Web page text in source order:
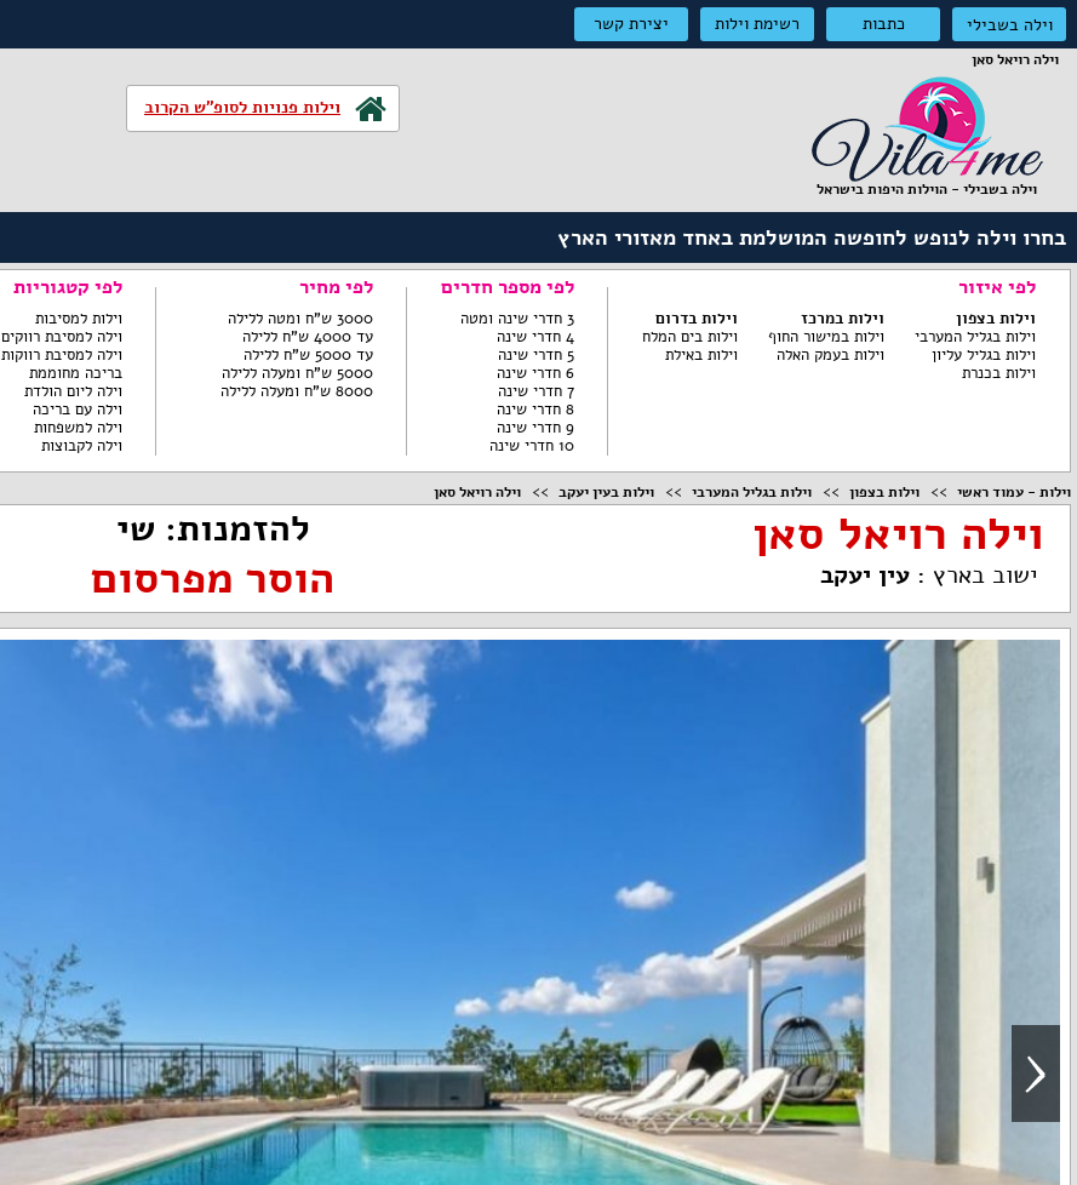
וילה בשבילי כתבות רשימת וילות יצירת קשר
וילה רויאל סאן
וילות פנויות לסופ"ש הקרוב
וילה בשבילי - הוילות היפות בישראל
בחרו וילה לנופש לחופשה המושלמת באחד מאזורי הארץ
לפי איזור
וילות בצפון
וילות בגליל המערבי
וילות בגליל עליון
וילות בכנרת
וילות במרכז
וילות במישור החוף
וילות בעמק האלה
וילות בדרום
וילות בים המלח
וילות באילת
לפי מספר חדרים
3 חדרי שינה ומטה
4 חדרי שינה
5 חדרי שינה
6 חדרי שינה
7 חדרי שינה
8 חדרי שינה
9 חדרי שינה
10 חדרי שינה
לפי מחיר
3000 ש"ח ומטה ללילה
עד 4000 ש"ח ללילה
עד 5000 ש"ח ללילה
5000 ש"ח ומעלה ללילה
8000 ש"ח ומעלה ללילה
לפי קטגוריות
וילות למסיבות
וילה למסיבת רווקים
וילה למסיבת רווקות
בריכה מחוממת
וילה ליום הולדת
וילה עם בריכה
וילה למשפחות
וילה לקבוצות
וילות - עמוד ראשי וילות בצפון וילות בגליל המערבי וילות בעין יעקב וילה רויאל סאן
וילה רויאל סאן
ישוב בארץ : עין יעקב
להזמנות: שי
הוסר מפרסום